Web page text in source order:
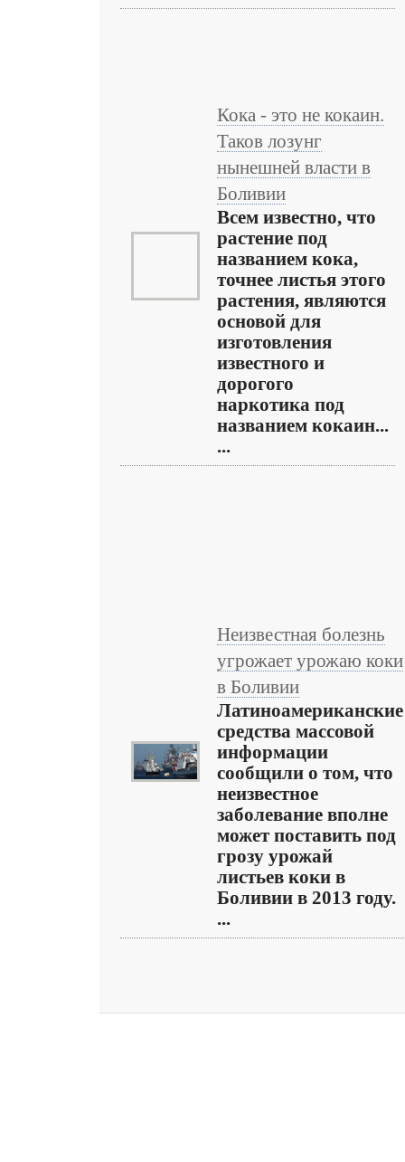
Кока - это не кокаин.
Таков лозунг
нынешней власти в
Боливии
Всем известно, что
растение под
названием кока,
точнее листья этого
растения, являются
основой для
изготовления
известного и
дорогого
наркотика под
названием кокаин...
...
Неизвестная болезнь
угрожает урожаю коки
в Боливии
Латиноамериканские
средства массовой
информации
сообщили о том, что
неизвестное
заболевание вполне
может поставить под
грозу урожай
листьев коки в
Боливии в 2013 году.
...